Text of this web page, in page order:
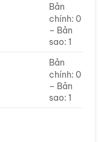
Bản
chính: 0
– Bản
sao: 1
Bản
chính: 0
– Bản
sao: 1